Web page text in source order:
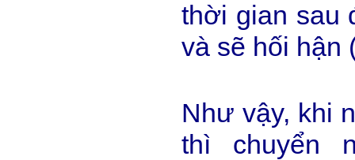
thời gian sau
và sẽ hối hận
Như vậy, khi
thì chuyển